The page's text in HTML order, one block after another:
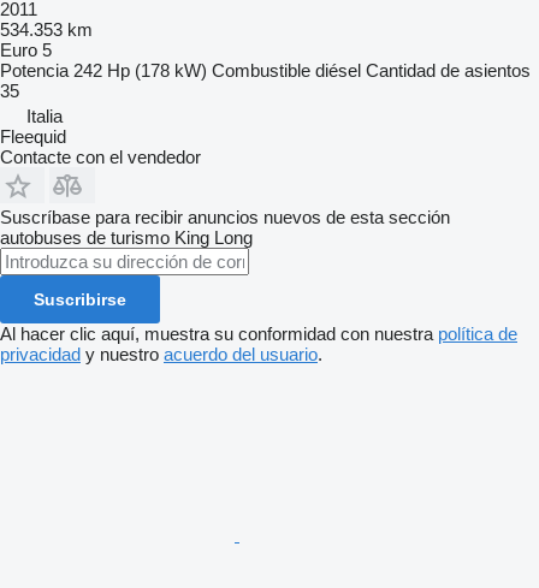
2011
534.353 km
Euro 5
Potencia 242 Hp (178 kW) Combustible diésel Cantidad de asientos
35
Italia
Fleequid
Contacte con el vendedor
Suscríbase para recibir anuncios nuevos de esta sección
autobuses de turismo King Long
Suscribirse
Al hacer clic aquí, muestra su conformidad con nuestra política de
privacidad y nuestro acuerdo del usuario.